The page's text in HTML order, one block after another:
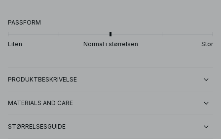
PASSFORM
Liten Normal i størrelsen Stor
PRODUKTBESKRIVELSE
MATERIALS AND CARE
STØRRELSESGUIDE